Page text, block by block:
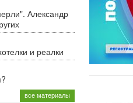
Александр
и реалки
все материалы